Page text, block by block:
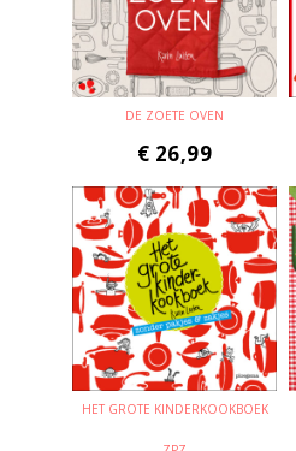
DE ZOETE OVEN
€ 26,99
HET GROTE KINDERKOOKBOEK